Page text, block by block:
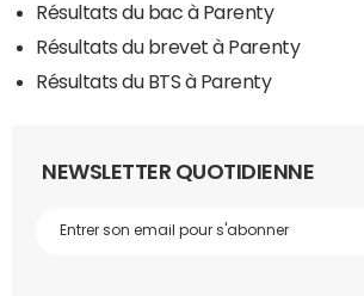
Résultats du bac à Parenty
Résultats du brevet à Parenty
Résultats du BTS à Parenty
NEWSLETTER QUOTIDIENNE